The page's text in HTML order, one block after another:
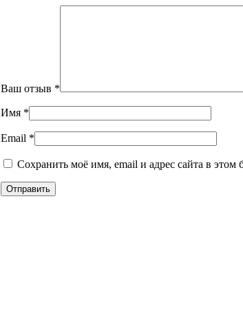
Ваш отзыв *
Имя *
Email *
Сохранить моё имя, email и адрес сайта в